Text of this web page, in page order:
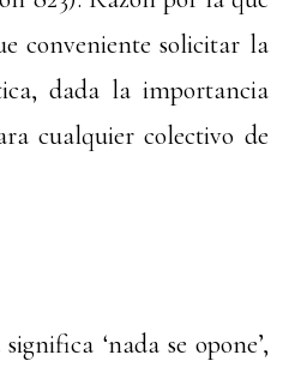
conveniente solicitar la
dada la importancia
cualquier colectivo de
‘nada se opone’,